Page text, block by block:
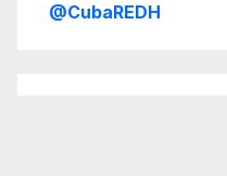
@CubaREDH